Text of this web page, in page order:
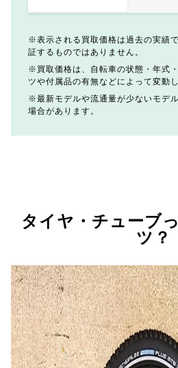
表示される買取価格は過去の実績
証するものではありません。
買取価格は、自転車の状態・年式
ツや付属品の有無などによって変動し
最新モデルや流通量が少ないモデ
場合があります。
タイヤ・チューブ
ツ？